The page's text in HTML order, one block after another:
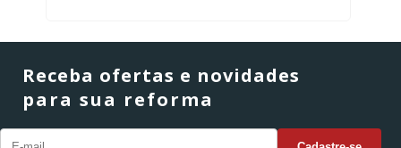
Receba ofertas e novidades
para sua reforma